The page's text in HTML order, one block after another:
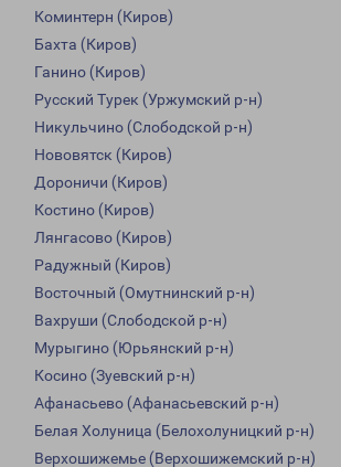
Коминтерн (Киров)
Бахта (Киров)
Ганино (Киров)
Русский Турек (Уржумский р-н)
Никульчино (Слободской р-н)
Нововятск (Киров)
Дороничи (Киров)
Костино (Киров)
Лянгасово (Киров)
Радужный (Киров)
Восточный (Омутнинский р-н)
Вахруши (Слободской р-н)
Мурыгино (Юрьянский р-н)
Косино (Зуевский р-н)
Афанасьево (Афанасьевский р-н)
Белая Холуница (Белохолуницкий р-н)
Верхошижемье (Верхошижемский р-н)